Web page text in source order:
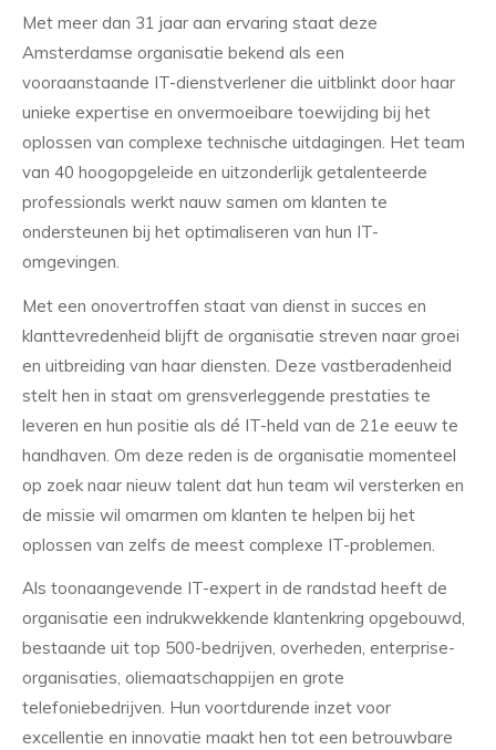
Met meer dan 31 jaar aan ervaring staat deze
Amsterdamse organisatie bekend als een
vooraanstaande IT-dienstverlener die uitblinkt door haar
unieke expertise en onvermoeibare toewijding bij het
oplossen van complexe technische uitdagingen. Het team
van 40 hoogopgeleide en uitzonderlijk getalenteerde
professionals werkt nauw samen om klanten te
ondersteunen bij het optimaliseren van hun IT-
omgevingen.
Met een onovertroffen staat van dienst in succes en
klanttevredenheid blijft de organisatie streven naar groei
en uitbreiding van haar diensten. Deze vastberadenheid
stelt hen in staat om grensverleggende prestaties te
leveren en hun positie als dé IT-held van de 21e eeuw te
handhaven. Om deze reden is de organisatie momenteel
op zoek naar nieuw talent dat hun team wil versterken en
de missie wil omarmen om klanten te helpen bij het
oplossen van zelfs de meest complexe IT-problemen.
Als toonaangevende IT-expert in de randstad heeft de
organisatie een indrukwekkende klantenkring opgebouwd,
bestaande uit top 500-bedrijven, overheden, enterprise-
organisaties, oliemaatschappijen en grote
telefoniebedrijven. Hun voortdurende inzet voor
excellentie en innovatie maakt hen tot een betrouwbare